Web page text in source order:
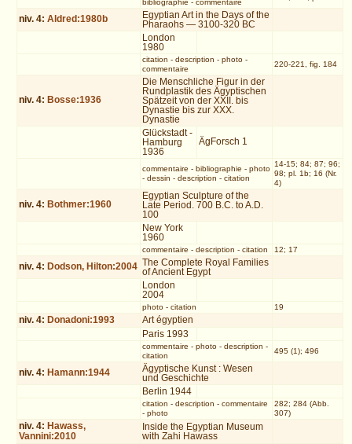
bibliographie - commentaire
niv. 4:Aldred:1980b
Egyptian Art in the Days of the
Pharaohs — 3100-320 BC
London
1980
citation - description - photo-
commentaire
220-221, fig. 184
niv. 4: Bosse:1936
Die Menschliche Figur in der
Rundplastik des Ägyptischen
Spätzeit von der XXII. bis
Dynastie bis zur XXX.
Dynastie
Glückstadt -
Hamburg
1936
ÄgForsch 1
commentaire - bibliographie - photo
- dessin - description - citation
14-15; 84; 87; 96;
98; pl. 1b; 16 (Nr.
4)
niv. 4: Bothmer:1960
Egyptian Sculpture of the
Late Period. 700 B.C. to A.D.
100
New York
1960
commentaire - description - citation 12; 17
niv. 4: Dodson, Hilton:2004 The Complete Royal Families
of Ancient Egypt
London
2004
photo- citation 19
niv. 4: Donadoni:1993
Art égyptien
Paris 1993
commentaire - photo- description -
citation
495 (1); 496
niv. 4: Hamann:1944
Ägyptische Kunst : Wesen
und Geschichte
Berlin 1944
citation - description - commentaire
- photo
282; 284 (Abb.
307)
niv. 4: Hawass,
Vannini:2010
Inside the Egyptian Museum
with Zahi Hawass